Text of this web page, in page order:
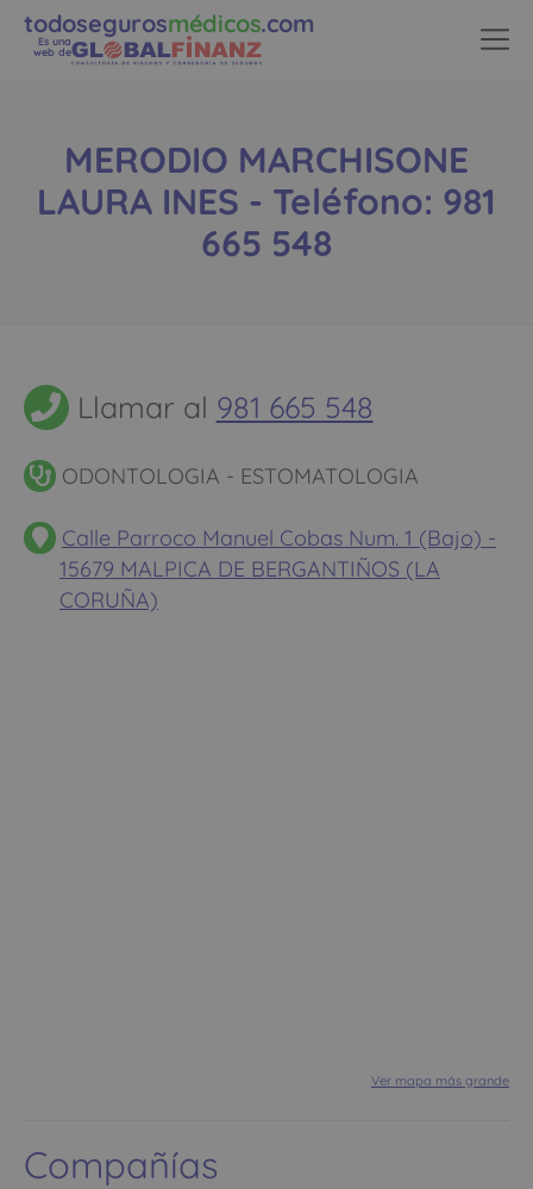
todosegurosmédicos.com
Es una
web de
MERODIO MARCHISONE
LAURA INES - Teléfono: 981
665 548
Llamar al 981 665 548
ODONTOLOGIA - ESTOMATOLOGIA
Calle Parroco Manuel Cobas Num. 1 (Bajo) -
15679 MALPICA DE BERGANTIÑOS (LA
CORUÑA)
Ver mapa más grande
Compañías